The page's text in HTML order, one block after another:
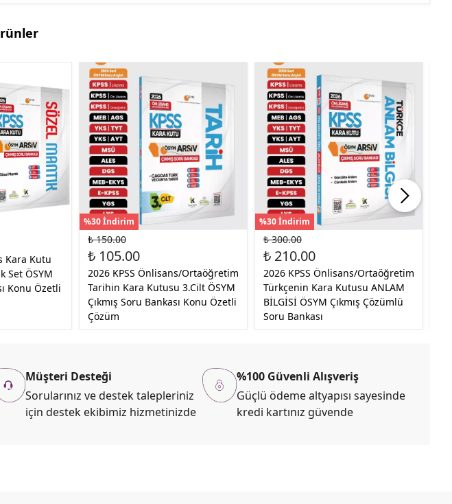
Kara Kutu
Set ÖSYM
Konu Özetli
%30 İndirim
₺ 150.00
₺ 105.00
2026 KPSS Önlisans/Ortaöğretim
Tarihin Kara Kutusu 3.Cilt ÖSYM
Çıkmış Soru Bankası Konu Özetli
Çözüm
%30 İndirim
₺ 300.00
₺ 210.00
2026 KPSS Önlisans/Ortaöğretim
Türkçenin Kara Kutusu ANLAM
BİLGİSİ ÖSYM Çıkmış Çözümlü
Soru Bankası
Müşteri Desteği
Sorularınız ve destek talepleriniz
için destek ekibimiz hizmetinizde
%100 Güvenli Alışveriş
Güçlü ödeme altyapısı sayesinde
kredi kartınız güvende